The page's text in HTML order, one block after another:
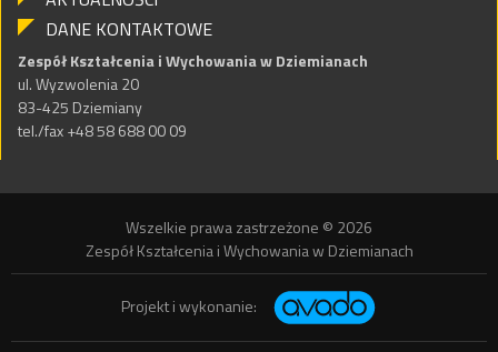
DANE KONTAKTOWE
Zespół Kształcenia i Wychowania w Dziemianach
ul. Wyzwolenia 20
83-425 Dziemiany
tel./fax +48 58 688 00 09
Wszelkie prawa zastrzeżone © 2026
Zespół Kształcenia i Wychowania w Dziemianach
Projekt i wykonanie: